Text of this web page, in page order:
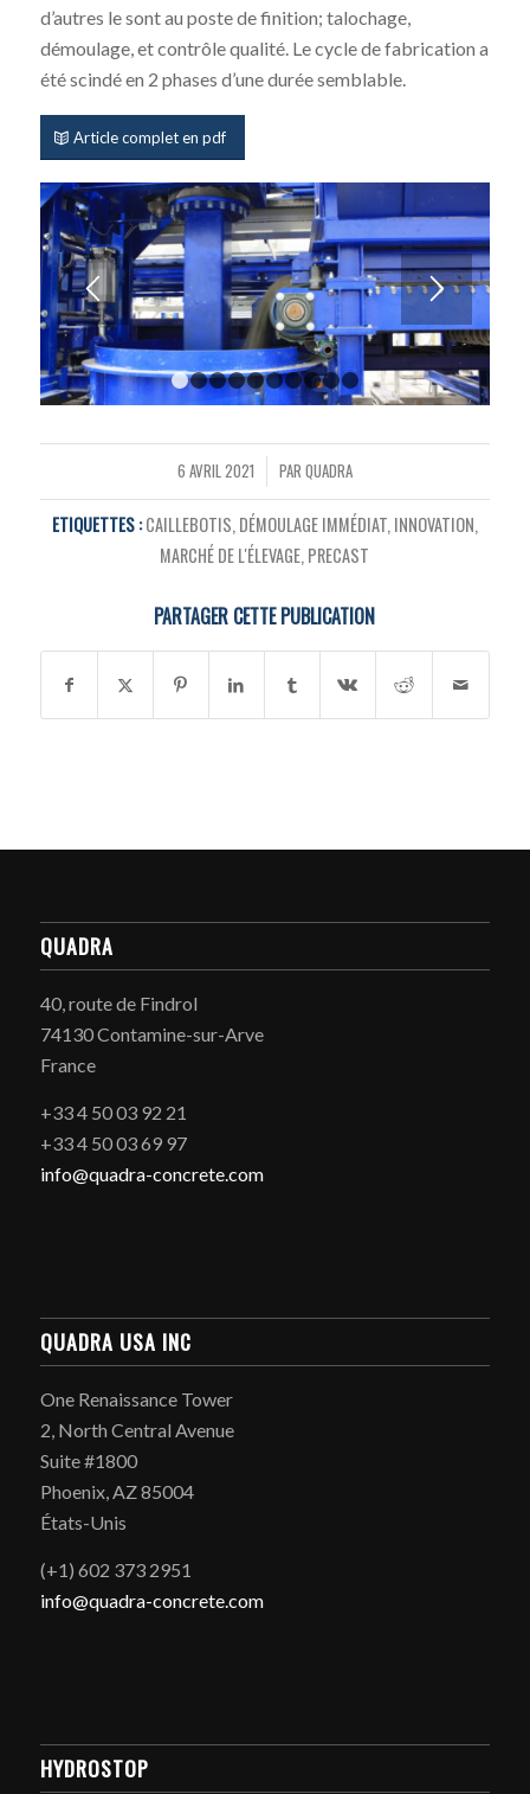
d’autres le sont au poste de finition; talochage,
démoulage, et contrôle qualité. Le cycle de fabrication a
été scindé en 2 phases d’une durée semblable.
Article complet en pdf
1 2 3 4 5 6 7 8 9 10
6 AVRIL 2021
/ PAR QUADRA
ETIQUETTES :CAILLEBOTIS, DÉMOULAGE IMMÉDIAT, INNOVATION,
MARCHÉ DE L'ÉLEVAGE, PRECAST
PARTAGER CETTE PUBLICATION
QUADRA
40, route de Findrol
74130 Contamine-sur-Arve
France
+33 4 50 03 92 21
+33 4 50 03 69 97
info@quadra-concrete.com
QUADRA USA INC
One Renaissance Tower
2, North Central Avenue
Suite #1800
Phoenix, AZ 85004
États-Unis
(+1) 602 373 2951
info@quadra-concrete.com
HYDROSTOP